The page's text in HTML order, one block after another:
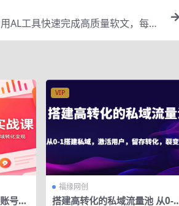
AL工具快速完成高质量软文，每单
号定
VIP
福缘网创
搭建高转化的私域流量池 从0-1